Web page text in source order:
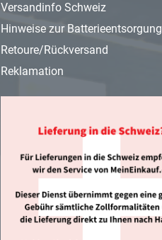
Versandinfo Schweiz
Hinweise zur Batterieentsorgung
Retoure/Rückversand
Reklamation